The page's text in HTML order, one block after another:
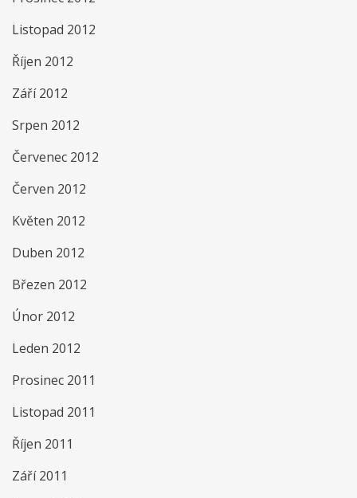
Listopad 2012
Říjen 2012
Září 2012
Srpen 2012
Červenec 2012
Červen 2012
Květen 2012
Duben 2012
Březen 2012
Únor 2012
Leden 2012
Prosinec 2011
Listopad 2011
Říjen 2011
Září 2011